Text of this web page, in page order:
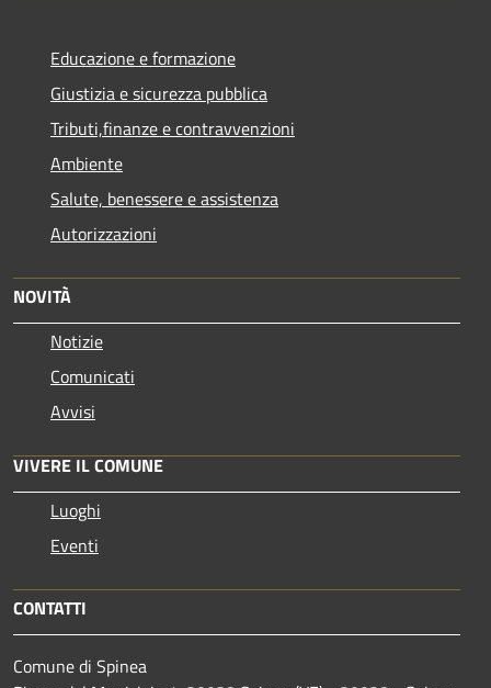
Educazione e formazione
Giustizia e sicurezza pubblica
Tributi,finanze e contravvenzioni
Ambiente
Salute, benessere e assistenza
Autorizzazioni
NOVITÀ
Notizie
Comunicati
Avvisi
VIVERE IL COMUNE
Luoghi
Eventi
CONTATTI
Comune di Spinea